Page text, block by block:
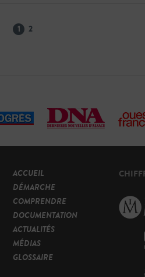
1 2
ACCUEIL
DÉMARCHE
COMPRENDRE
DOCUMENTATION
ACTUALITÉS
MÉDIAS
GLOSSAIRE